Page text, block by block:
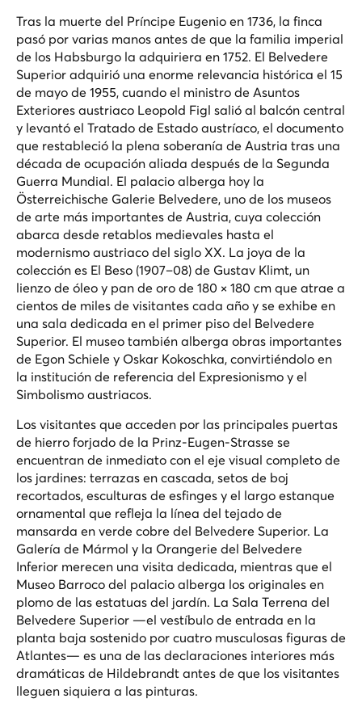
Tras la muerte del Príncipe Eugenio en 1736, la finca
pasó por varias manos antes de que la familia imperial
de los Habsburgo la adquiriera en 1752. El Belvedere
Superior adquirió una enorme relevancia histórica el 15
de mayo de 1955, cuando el ministro de Asuntos
Exteriores austriaco Leopold Figl salió al balcón central
y levantó el Tratado de Estado austríaco, el documento
que restableció la plena soberanía de Austria tras una
década de ocupación aliada después de la Segunda
Guerra Mundial. El palacio alberga hoy la
Österreichische Galerie Belvedere, uno de los museos
de arte más importantes de Austria, cuya colección
abarca desde retablos medievales hasta el
modernismo austriaco del siglo XX. La joya de la
colección es El Beso (1907–08) de Gustav Klimt, un
lienzo de óleo y pan de oro de 180 × 180 cm que atrae a
cientos de miles de visitantes cada año y se exhibe en
una sala dedicada en el primer piso del Belvedere
Superior. El museo también alberga obras importantes
de Egon Schiele y Oskar Kokoschka, convirtiéndolo en
la institución de referencia del Expresionismo y el
Simbolismo austriacos.
Los visitantes que acceden por las principales puertas
de hierro forjado de la Prinz-Eugen-Strasse se
encuentran de inmediato con el eje visual completo de
los jardines: terrazas en cascada, setos de boj
recortados, esculturas de esfinges y el largo estanque
ornamental que refleja la línea del tejado de
mansarda en verde cobre del Belvedere Superior. La
Galería de Mármol y la Orangerie del Belvedere
Inferior merecen una visita dedicada, mientras que el
Museo Barroco del palacio alberga los originales en
plomo de las estatuas del jardín. La Sala Terrena del
Belvedere Superior —el vestíbulo de entrada en la
planta baja sostenido por cuatro musculosas figuras de
Atlantes— es una de las declaraciones interiores más
dramáticas de Hildebrandt antes de que los visitantes
lleguen siquiera a las pinturas.